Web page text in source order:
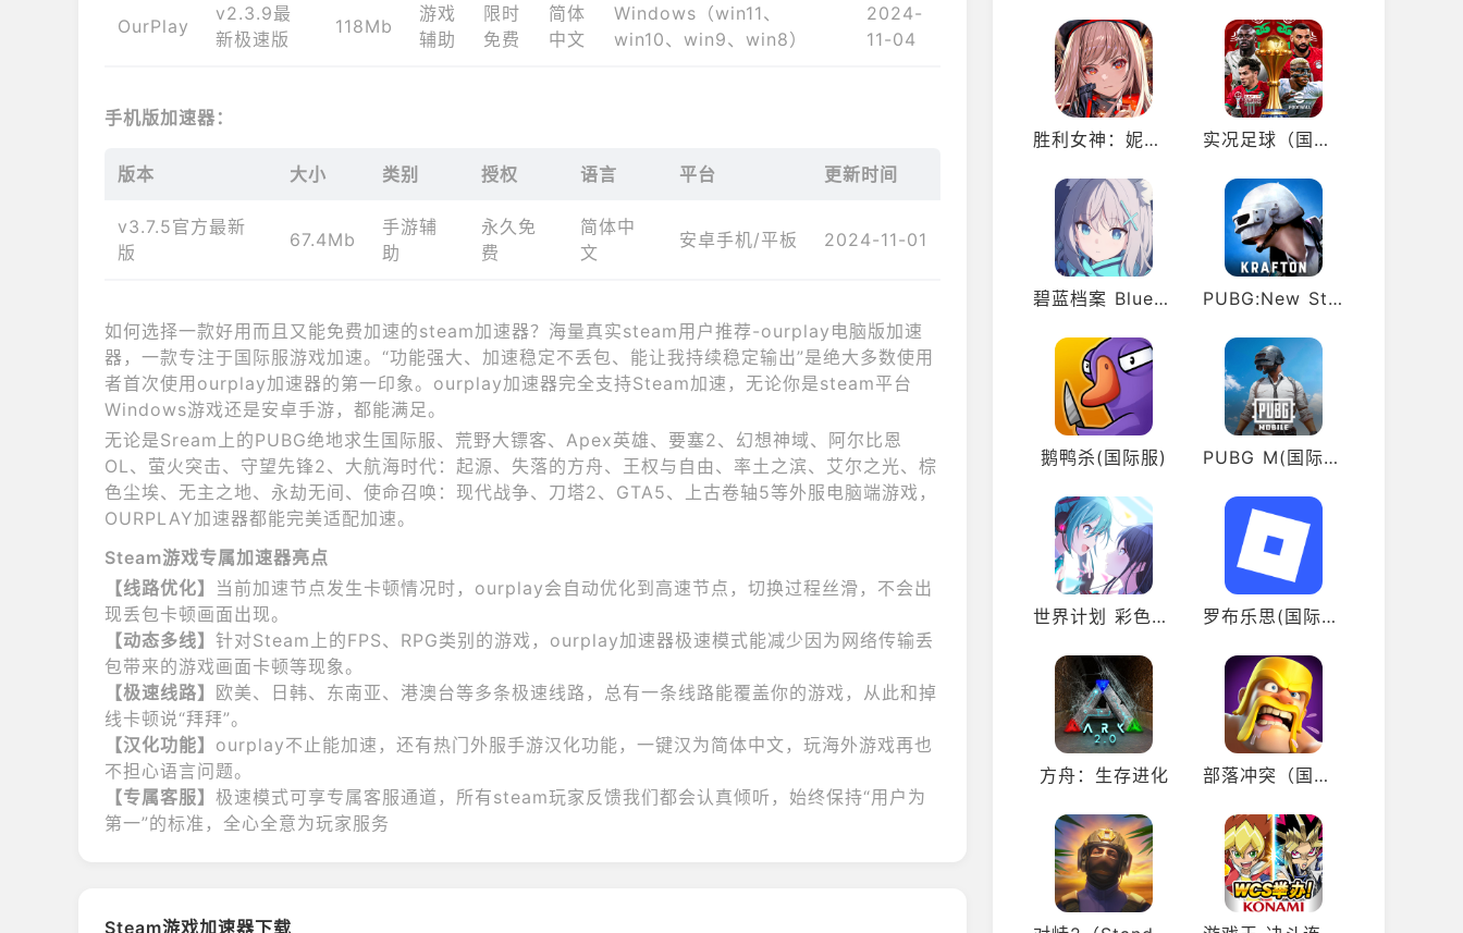
OurPlay
v2.3.9最
新极速版
118Mb
游戏
辅助
限时
免费
简体
中文
Windows（win11、
win10、win9、win8）
2024-
11-04
手机版加速器：
版本 大小 类别 授权 语言 平台 更新时间
v3.7.5官方最新
版
67.4Mb
手游辅
助
永久免
费
简体中
文
安卓手机/平板 2024-11-01
如何选择一款好用而且又能免费加速的steam加速器？海量真实steam用户推荐-ourplay电脑版加速
器，一款专注于国际服游戏加速。“功能强大、加速稳定不丢包、能让我持续稳定输出”是绝大多数使用
者首次使用ourplay加速器的第一印象。ourplay加速器完全支持Steam加速，无论你是steam平台
Windows游戏还是安卓手游，都能满足。
无论是Sream上的PUBG绝地求生国际服、荒野大镖客、Apex英雄、要塞2、幻想神域、阿尔比恩
OL、萤火突击、守望先锋2、大航海时代：起源、失落的方舟、王权与自由、率土之滨、艾尔之光、棕
色尘埃、无主之地、永劫无间、使命召唤：现代战争、刀塔2、GTA5、上古卷轴5等外服电脑端游戏，
OURPLAY加速器都能完美适配加速。
Steam游戏专属加速器亮点
【线路优化】 当前加速节点发生卡顿情况时，ourplay会自动优化到高速节点，切换过程丝滑，不会出
现丢包卡顿画面出现。
【动态多线】 针对Steam上的FPS、RPG类别的游戏，ourplay加速器极速模式能减少因为网络传输丢
包带来的游戏画面卡顿等现象。
【极速线路】 欧美、日韩、东南亚、港澳台等多条极速线路，总有一条线路能覆盖你的游戏，从此和掉
线卡顿说“拜拜”。
【汉化功能】 ourplay不止能加速，还有热门外服手游汉化功能，一键汉为简体中文，玩海外游戏再也
不担心语言问题。
【专属客服】 极速模式可享专属客服通道，所有steam玩家反馈我们都会认真倾听，始终保持“用户为
第一”的标准，全心全意为玩家服务
Steam游戏加速器下载
胜利女神：妮姬（国际服） 实况足球（国际服）
碧蓝档案 Blue Archive（日服） PUBG:New State(绝地求生:未来之役)
鹅鸭杀(国际服) PUBG M(国际服绝地求生)
世界计划 彩色舞台 feat. 初音未来（日服） 罗布乐思(国际服)
方舟：生存进化 部落冲突（国际服 COC）